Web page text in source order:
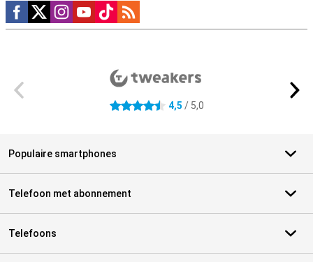
Social media
4.5 sterren 4,5 / 5,0
Populaire smartphones
Telefoon met abonnement
Telefoons